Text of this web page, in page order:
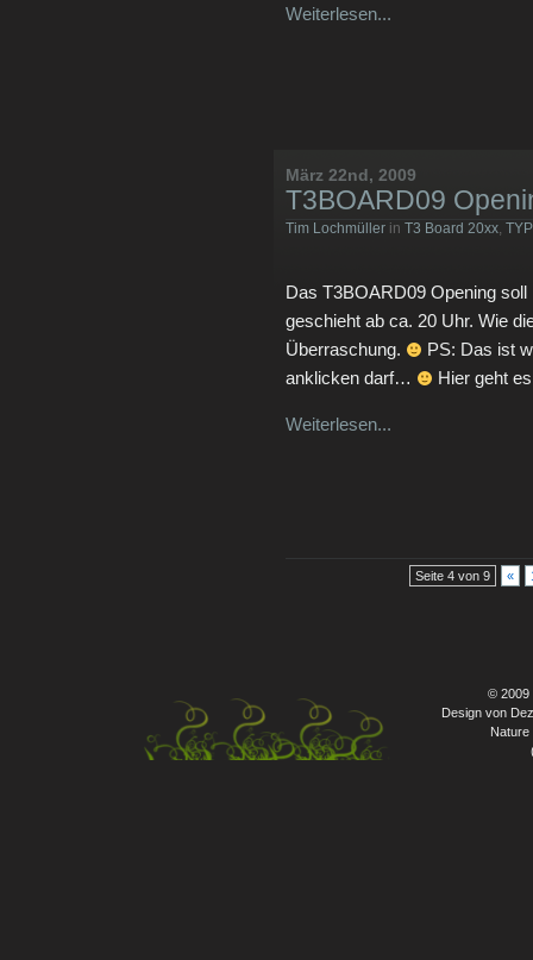
Weiterlesen...
März 22nd, 2009
T3BOARD09
Tim Lochmüller in T3 Board 20xx,
Das T3BOARD09 Opening
geschieht ab ca. 20 Uhr. Wie
Überraschung.
PS: Das ist
anklicken darf…
Hier geht
Weiterlesen...
Seite 4 von 9 «
© 2009
Design von
Nature